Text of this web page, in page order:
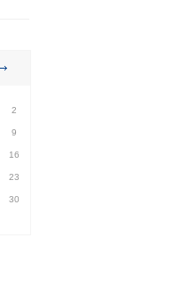
2
9
16
23
30